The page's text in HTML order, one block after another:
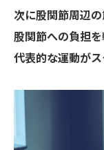
次に股関節周辺
股関節への負担を
代表的な運動がス